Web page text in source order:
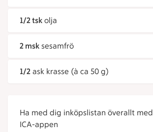
1/2 tsk olja
2 msk sesamfrö
1/2 ask krasse (à ca 50 g)
Ha med dig inköpslistan överallt med
ICA-appen